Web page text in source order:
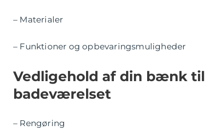
– Materialer
– Funktioner og opbevaringsmuligheder
Vedligehold af din bænk til
badeværelset
– Rengøring